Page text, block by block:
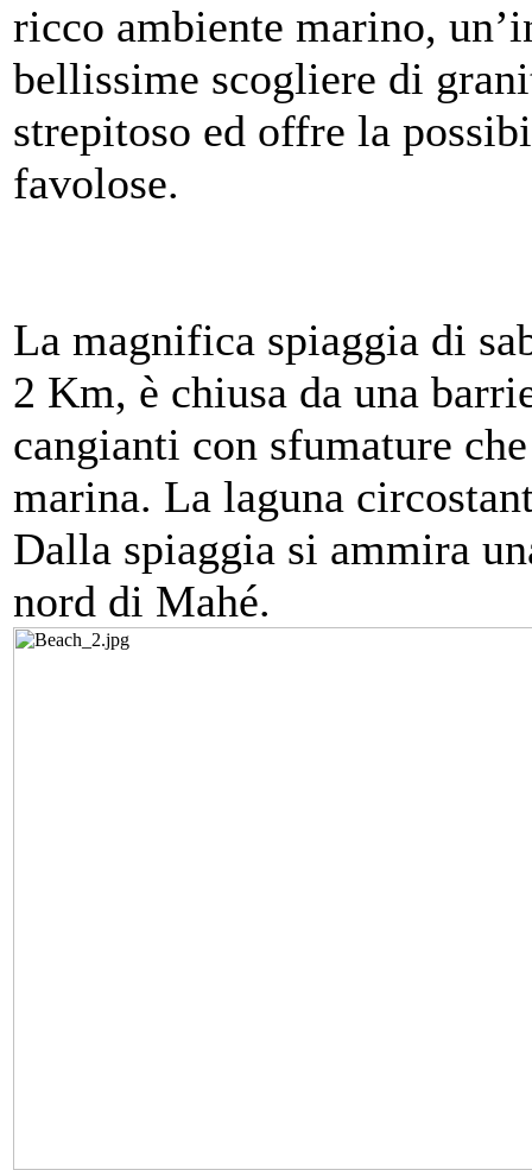
ricco ambiente marino,
bellissime scogliere di
strepitoso ed offre la
favolose.
La magnifica spiaggia di
2 Km, è chiusa da una
cangianti con sfumature
marina. La laguna
Dalla spiaggia si ammira
nord di Mahé.